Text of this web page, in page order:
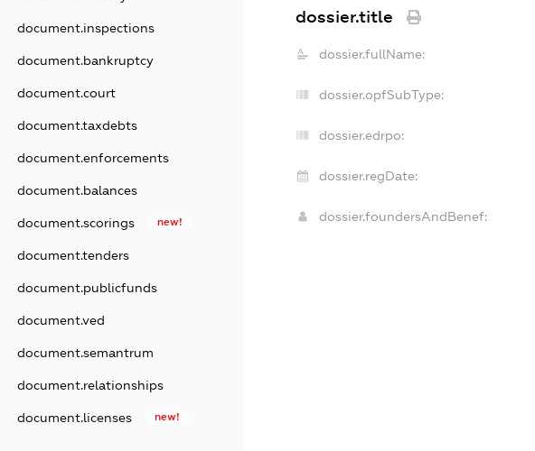
document.inspections
document.bankruptcy
document.court
document.taxdebts
document.enforcements
document.balances
document.scorings new!
document.tenders
document.publicfunds
document.ved
document.semantrum
document.relationships
document.licenses new!
dossier.title
dossier.fullName:
dossier.opfSubType:
dossier.edrpo:
dossier.regDate:
dossier.foundersAndBenef: